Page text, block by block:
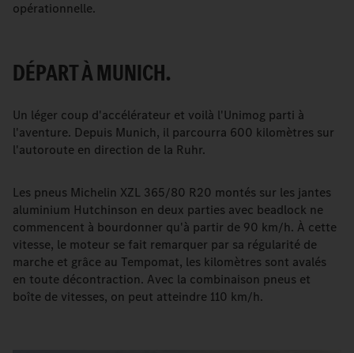
opérationnelle.
DÉPART À MUNICH.
Un léger coup d'accélérateur et voilà l'Unimog parti à
l'aventure. Depuis Munich, il parcourra 600 kilomètres sur
l'autoroute en direction de la Ruhr.
Les pneus Michelin XZL 365/80 R20 montés sur les jantes
aluminium Hutchinson en deux parties avec beadlock ne
commencent à bourdonner qu'à partir de 90 km/h. À cette
vitesse, le moteur se fait remarquer par sa régularité de
marche et grâce au Tempomat, les kilomètres sont avalés
en toute décontraction. Avec la combinaison pneus et
boîte de vitesses, on peut atteindre 110 km/h.